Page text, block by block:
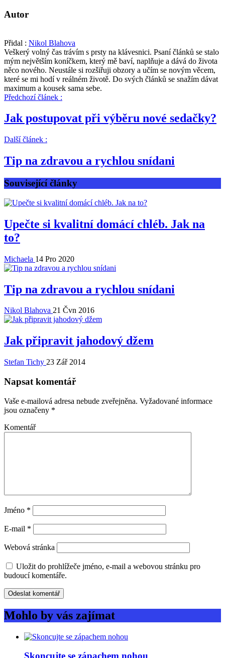
Autor
Přidal : Nikol Blahova
Veškerý volný čas trávím s prsty na klávesnici. Psaní článků se stalo
mým největším koníčkem, který mě baví, naplňuje a dává do života
něco nového. Neustále si rozšiřuji obzory a učím se novým věcem,
které se mi hodí v reálném životě. Do svých článků se snažím dávat
maximum a kousek sama sebe.
Předchozí článek :
Jak postupovat při výběru nové sedačky?
Další článek :
Tip na zdravou a rychlou snídani
Související články
Upečte si kvalitní domácí chléb. Jak na
to?
Michaela 14 Pro 2020
Tip na zdravou a rychlou snídani
Nikol Blahova 21 Čvn 2016
Jak připravit jahodový džem
Stefan Tichy 23 Zář 2014
Napsat komentář
Vaše e-mailová adresa nebude zveřejněna. Vyžadované informace
jsou označeny *
Komentář
Jméno *
E-mail *
Webová stránka
Uložit do prohlížeče jméno, e-mail a webovou stránku pro
budoucí komentáře.
Mohlo by vás zajímat
Skoncujte se zápachem nohou